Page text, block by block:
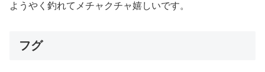
ようやく釣れてメチャクチャ嬉しいです。
フグ